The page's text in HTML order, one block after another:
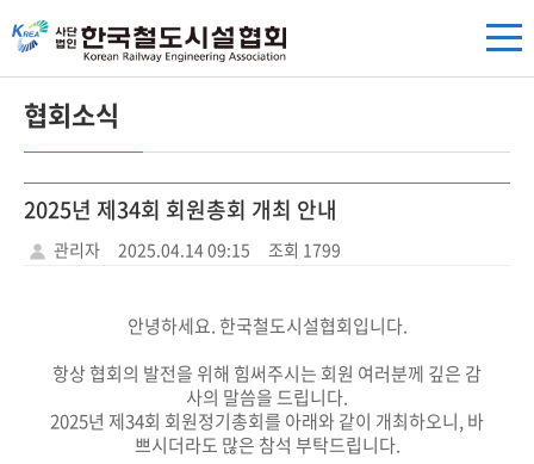
협회소식
2025년 제34회 회원총회 개최 안내
관리자 2025.04.14 09:15 조회 1799
안녕하세요. 한국철도시설협회입니다.
항상 협회의 발전을 위해 힘써주시는 회원 여러분께 깊은 감
사의 말씀을 드립니다.
2025년 제34회 회원정기총회를 아래와 같이 개최하오니, 바
쁘시더라도 많은 참석 부탁드립니다.